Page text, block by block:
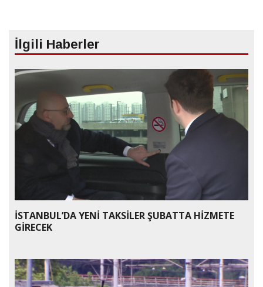
İlgili Haberler
İSTANBUL’DA YENİ TAKSİLER ŞUBATTA HİZMETE
GİRECEK